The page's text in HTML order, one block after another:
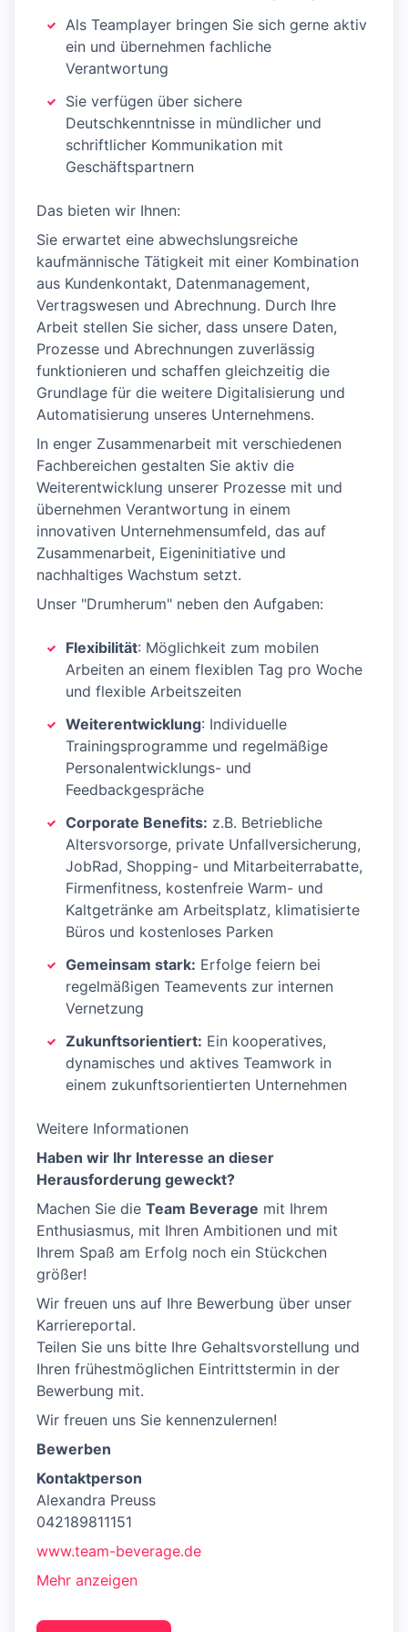
Als Teamplayer bringen Sie sich gerne aktiv
ein und übernehmen fachliche
Verantwortung
Sie verfügen über sichere
Deutschkenntnisse in mündlicher und
schriftlicher Kommunikation mit
Geschäftspartnern
Das bieten wir Ihnen:
Sie erwartet eine abwechslungsreiche
kaufmännische Tätigkeit mit einer Kombination
aus Kundenkontakt, Datenmanagement,
Vertragswesen und Abrechnung. Durch Ihre
Arbeit stellen Sie sicher, dass unsere Daten,
Prozesse und Abrechnungen zuverlässig
funktionieren und schaffen gleichzeitig die
Grundlage für die weitere Digitalisierung und
Automatisierung unseres Unternehmens.
In enger Zusammenarbeit mit verschiedenen
Fachbereichen gestalten Sie aktiv die
Weiterentwicklung unserer Prozesse mit und
übernehmen Verantwortung in einem
innovativen Unternehmensumfeld, das auf
Zusammenarbeit, Eigeninitiative und
nachhaltiges Wachstum setzt.
Unser "Drumherum" neben den Aufgaben:
Flexibilität: Möglichkeit zum mobilen
Arbeiten an einem flexiblen Tag pro Woche
und flexible Arbeitszeiten
Weiterentwicklung: Individuelle
Trainingsprogramme und regelmäßige
Personalentwicklungs- und
Feedbackgespräche
Corporate Benefits: z.B. Betriebliche
Altersvorsorge, private Unfallversicherung,
JobRad, Shopping- und Mitarbeiterrabatte,
Firmenfitness, kostenfreie Warm- und
Kaltgetränke am Arbeitsplatz, klimatisierte
Büros und kostenloses Parken
Gemeinsam stark: Erfolge feiern bei
regelmäßigen Teamevents zur internen
Vernetzung
Zukunftsorientiert: Ein kooperatives,
dynamisches und aktives Teamwork in
einem zukunftsorientierten Unternehmen
Weitere Informationen
Haben wir Ihr Interesse an dieser
Herausforderung geweckt?
Machen Sie die Team Beverage mit Ihrem
Enthusiasmus, mit Ihren Ambitionen und mit
Ihrem Spaß am Erfolg noch ein Stückchen
größer!
Wir freuen uns auf Ihre Bewerbung über unser
Karriereportal.
Teilen Sie uns bitte Ihre Gehaltsvorstellung und
Ihren frühestmöglichen Eintrittstermin in der
Bewerbung mit.
Wir freuen uns Sie kennenzulernen!
Bewerben
Kontaktperson
Alexandra Preuss
042189811151
www.team-beverage.de
Mehr anzeigen